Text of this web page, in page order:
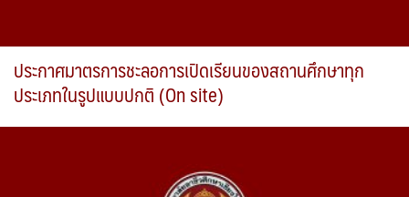
ประกาศมาตรการชะลอการเปิดเรียนของสถานศึกษาทุก
ประเภทในรูปแบบปกติ (On site)